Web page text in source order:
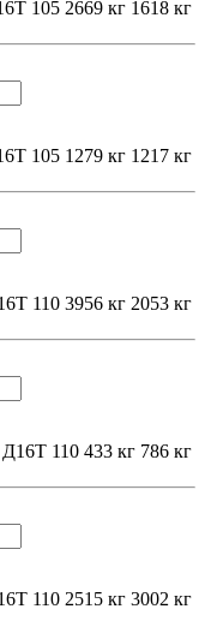
105 2669 кг 1618 кг
105 1279 кг 1217 кг
110 3956 кг 2053 кг
Д16Т 110 433 кг 786 кг
110 2515 кг 3002 кг